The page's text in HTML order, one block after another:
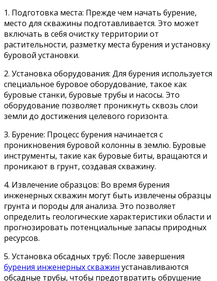
1. Подготовка места: Прежде чем начать бурение,
место для скважины подготавливается. Это может
включать в себя очистку территории от
растительности, разметку места бурения и установку
буровой установки.
2. Установка оборудования: Для бурения используется
специальное буровое оборудование, такое как
буровые станки, буровые трубы и насосы. Это
оборудование позволяет проникнуть сквозь слои
земли до достижения целевого горизонта.
3. Бурение: Процесс бурения начинается с
проникновения буровой колонны в землю. Буровые
инструменты, такие как буровые биты, вращаются и
проникают в грунт, создавая скважину.
4. Извлечение образцов: Во время бурения
инженерных скважин могут быть извлечены образцы
грунта и породы для анализа. Это позволяет
определить геологические характеристики области и
прогнозировать потенциальные запасы природных
ресурсов.
5. Установка обсадных труб: После завершения
бурения инженерных скважин устанавливаются
обсадные трубы, чтобы предотвратить обрушение